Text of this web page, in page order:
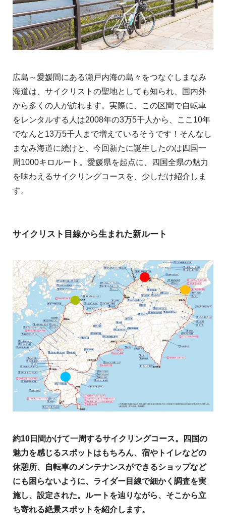
広島～愛媛間にある瀬戸内海の島々をつなぐしまなみ
海道は、サイクリストの聖地としても知られ、国内外
から多くの人が訪れます。実際に、この区間で自転車
をレンタルする人は2008年の3万5千人から、ここ10年
でなんと13万5千人まで増えているそうです！そんなし
まなみ海道に続けと、今回新たに誕生したのは四国一
周1000キロルート。愛媛県を起点に、四国全県の魅力
を味わえるサイクリングコースを、少しだけ紹介しま
す。
サイクリスト目線から生まれた新ルート
約10 日間かけて一周するサイクリングコース。四国の
魅力を感じるスポットはもちろん、宿やトイレなどの
休憩所、自転車のメンテナンスができるショップなど
にも困らないように、ライダー目線で細かく調査を実
施し、設定された。ルートを辿りながら、そこから立
ち寄れる絶景スポットを紹介します。